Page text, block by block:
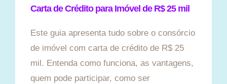
Carta de Crédito para Imóvel de R$ 25 mil
Este guia apresenta tudo sobre o consórcio
de imóvel com carta de crédito de R$ 25
mil. Entenda como funciona, as vantagens,
quem pode participar, como ser